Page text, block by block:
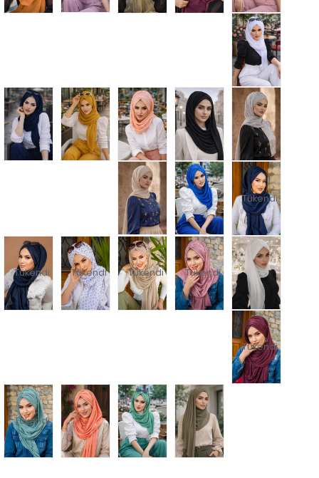
Tükendi
Tükendi Tükendi Tükendi Tükendi
Tükendi
Tükendi